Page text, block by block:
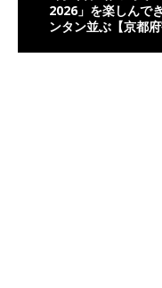
2026」を楽しんで
ンタン並ぶ【京都府